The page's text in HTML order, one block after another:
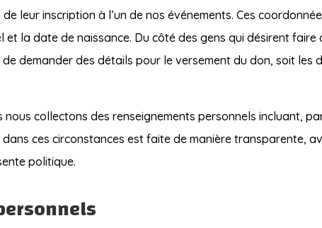
leur inscription à l’un de nos événements. Ces
et la date de naissance. Du côté des gens qui désirent
demander des détails pour le versement du don, soit les
collectons des renseignements personnels incluant,
ces circonstances est faite de manière transparente,
politique.